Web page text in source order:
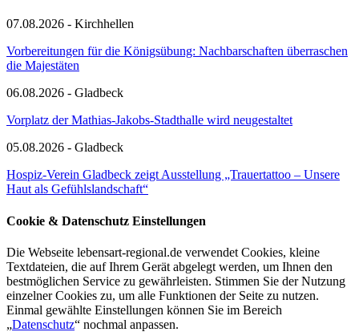
07.08.2026 - Kirchhellen
Vorbereitungen für die Königsübung: Nachbarschaften überraschen
die Majestäten
06.08.2026 - Gladbeck
Vorplatz der Mathias-Jakobs-Stadthalle wird neugestaltet
05.08.2026 - Gladbeck
Hospiz-Verein Gladbeck zeigt Ausstellung „Trauertattoo – Unsere
Haut als Gefühlslandschaft“
Cookie & Datenschutz Einstellungen
Die Webseite lebensart-regional.de verwendet Cookies, kleine
Textdateien, die auf Ihrem Gerät abgelegt werden, um Ihnen den
bestmöglichen Service zu gewährleisten. Stimmen Sie der Nutzung
einzelner Cookies zu, um alle Funktionen der Seite zu nutzen.
Einmal gewählte Einstellungen können Sie im Bereich
„Datenschutz“ nochmal anpassen.